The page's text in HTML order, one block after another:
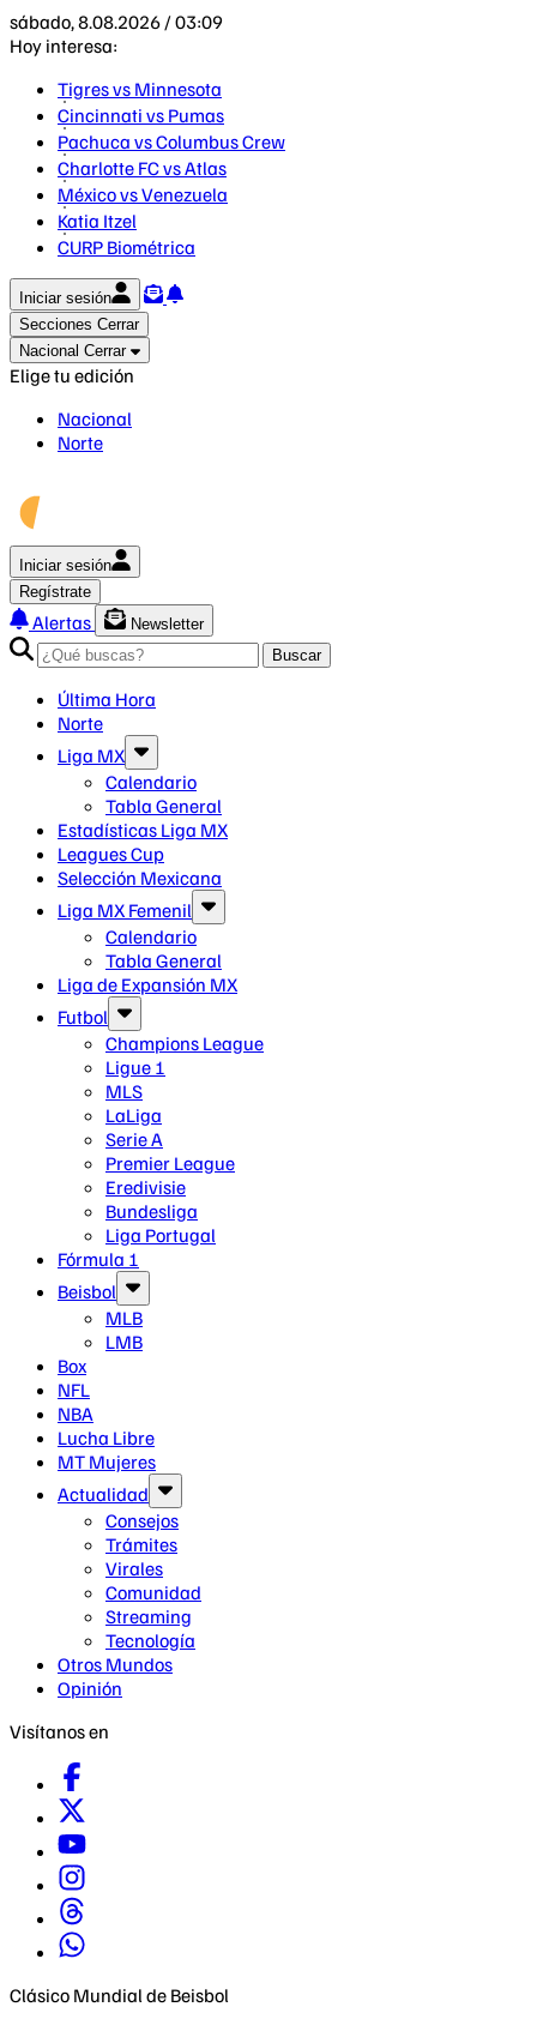
sábado, 8.08.2026 / 03:09
Hoy interesa:
Tigres vs Minnesota
Cincinnati vs Pumas
Pachuca vs Columbus Crew
Charlotte FC vs Atlas
México vs Venezuela
Katia Itzel
CURP Biométrica
Iniciar sesión
Secciones Cerrar
Nacional Cerrar
Elige tu edición
Nacional
Norte
Iniciar sesión
Regístrate
Alertas
Newsletter
Buscar
Última Hora
Norte
Liga MX
Calendario
Tabla General
Estadísticas Liga MX
Leagues Cup
Selección Mexicana
Liga MX Femenil
Calendario
Tabla General
Liga de Expansión MX
Futbol
Champions League
Ligue 1
MLS
LaLiga
Serie A
Premier League
Eredivisie
Bundesliga
Liga Portugal
Fórmula 1
Beisbol
MLB
LMB
Box
NFL
NBA
Lucha Libre
MT Mujeres
Actualidad
Consejos
Trámites
Virales
Comunidad
Streaming
Tecnología
Otros Mundos
Opinión
Visítanos en
Clásico Mundial de Beisbol